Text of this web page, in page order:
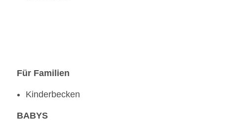
Für Familien
Kinderbecken
BABYS